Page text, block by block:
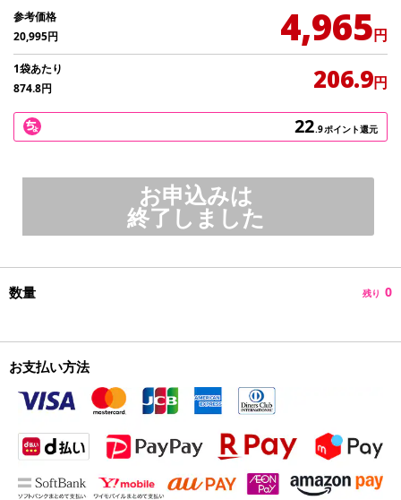
参考価格
20,995円 4,965円
1袋あたり
874.8円 206.9円
22.9ポイント還元
お申込みは
終了しました
数量 残り 0
お支払い方法